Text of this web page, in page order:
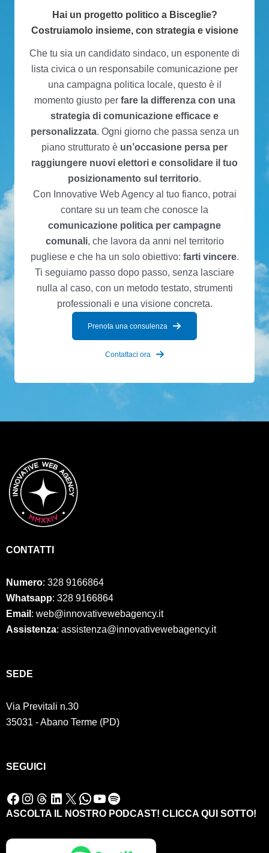
Hai un progetto politico a Bisceglie?
Costruiamolo insieme, con strategia e visione
Che tu sia un candidato sindaco, un esponente di
lista civica o un responsabile comunicazione per
una campagna politica locale, questo è il
momento giusto per fare la differenza con una
strategia di comunicazione efficace e
personalizzata. Ogni giorno che passa senza un
piano strutturato è un’occasione persa per
raggiungere nuovi elettori e consolidare il tuo
posizionamento sul territorio.
Con Innovative Web Agency al tuo fianco, potrai
contare su un team che conosce la
comunicazione politica per campagne
comunali, che lavora da anni nel territorio
pugliese e che ha un solo obiettivo: farti vincere.
Ti seguiamo passo dopo passo, senza lasciare
nulla al caso, con un metodo testato, strumenti
professionali e una visione concreta.
Prenota una consulenza
Contattaci ora
CONTATTI
Numero: 328 9166864
Whatsapp: 328 9166864
Email : web@innovativewebagency.it
Assistenza: assistenza@innovativewebagency.it
SED E
Via Previtali n.30
35031 - Abano Terme (PD)
SEGUICI
Facebook Instagram Threads LinkedIn X WhatsApp YouTube Spotify
ASCOLTA IL NOSTRO PODCAST! CLICCA QUI SOTTO!